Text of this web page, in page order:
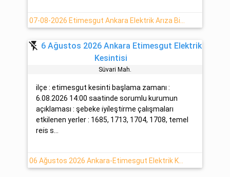
flash_off 6 Ağustos 2026 Ankara Etimesgut Elektrik
Kesintisi
Süvari̇ Mah.
ilçe : etimesgut kesinti başlama zamanı :
6.08.2026 14:00 saatinde sorumlu kurumun
açıklaması : şebeke i̇yi̇leşti̇rme çalışmaları
etkilenen yerler : 1685, 1713, 1704, 1708, temel
rei̇s s...
06 Ağustos 2026 Ankara-Etimesgut Elektrik Kesintisi